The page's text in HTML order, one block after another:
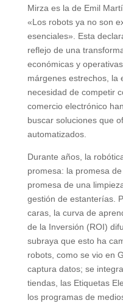
Mirza es la de Emil
«Los robots ya no son
esenciales». Esta
reflejo de una
económicas y
márgenes estrechos, la
necesidad de competir
comercio electrónico
buscar soluciones que
automatizados.
Durante años, la
promesa: la promesa
promesa de una
gestión de estanterías.
caras, la curva de
de la Inversión (ROI)
subraya que esto ha
robots, como se vio en
captura datos; se
tiendas, las Etiquetas
los programas de